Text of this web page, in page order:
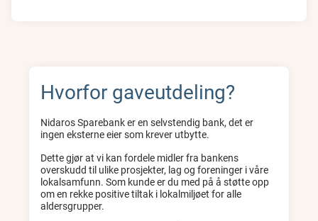
Hvorfor gaveutdeling?
Nidaros Sparebank er en selvstendig bank, det er
ingen eksterne eier som krever utbytte.
Dette gjør at vi kan fordele midler fra bankens
overskudd til ulike prosjekter, lag og foreninger i våre
lokalsamfunn. Som kunde er du med på å støtte opp
om en rekke positive tiltak i lokalmiljøet for alle
aldersgrupper.